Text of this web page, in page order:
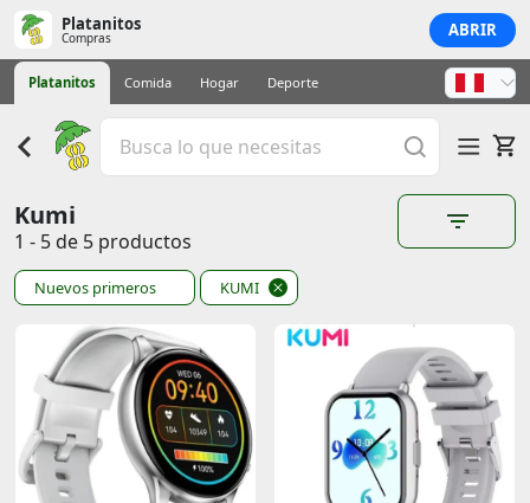
Platanitos
Compras ABRIR
Platanitos Comida Hogar Deporte
Kumi
1 - 5 de 5 productos
Nuevos primeros KUMI